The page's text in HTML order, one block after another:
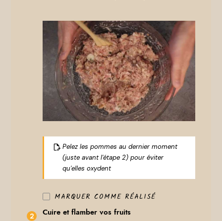
Pelez les pommes au dernier moment
(juste avant l'étape 2) pour éviter
qu'elles oxydent
MARQUER COMME RÉALISÉ
Cuire et flamber vos fruits